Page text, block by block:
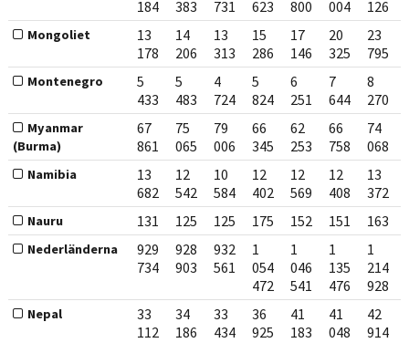
184
383
731
623
800
004
126
Mongoliet
13
178
14
206
13
313
15
286
17
146
20
325
23
795
Montenegro
5
433
5
483
4
724
5
824
6
251
7
644
8
270
Myanmar
(Burma)
67
861
75
065
79
006
66
345
62
253
66
758
74
068
Namibia
13
682
12
542
10
584
12
402
12
569
12
408
13
372
Nauru 131 125 125 175 152 151 163
Nederländerna
929
734
928
903
932
561
1
054
472
1
046
541
1
135
476
1
214
928
Nepal
33
112
34
186
33
434
36
925
41
183
41
048
42
914